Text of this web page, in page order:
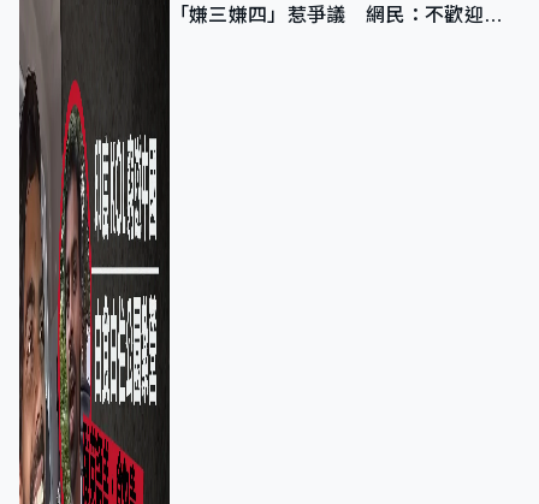
「嫌三嫌四」惹爭議 網民：不歡迎劣